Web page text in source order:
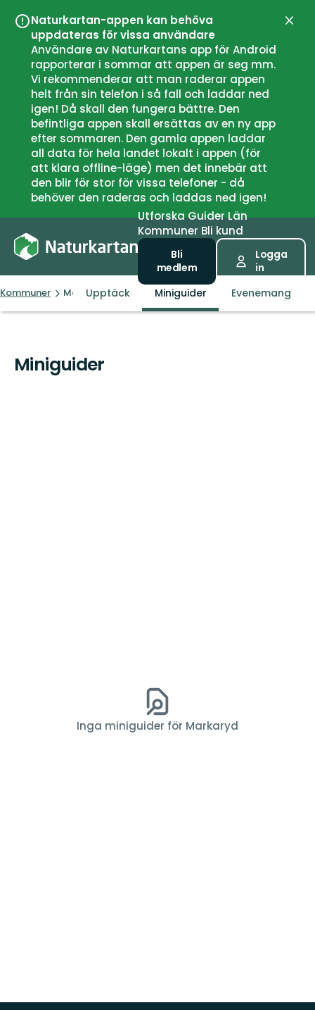
Naturkartan-appen kan behöva
uppdateras för vissa användare
Användare av Naturkartans app för Android
rapporterar i sommar att appen är seg mm.
Vi rekommenderar att man raderar appen
helt från sin telefon i så fall och laddar ned
igen! Då skall den fungera bättre. Den
befintliga appen skall ersättas av en ny app
efter sommaren. Den gamla appen laddar
all data för hela landet lokalt i appen (för
att klara offline-läge) men det innebär att
den blir för stor för vissa telefoner - då
behöver den raderas och laddas ned igen!
UtforskaGuiderLän
Kommuner Bli kund
Bli
medlem
Logga
in
Kommuner MarkarydUpptäck Miniguider Evenemang
Miniguider
Inga miniguider för Markaryd